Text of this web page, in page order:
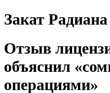
Закат Радиана
Отзыв
объяснил
операциями»